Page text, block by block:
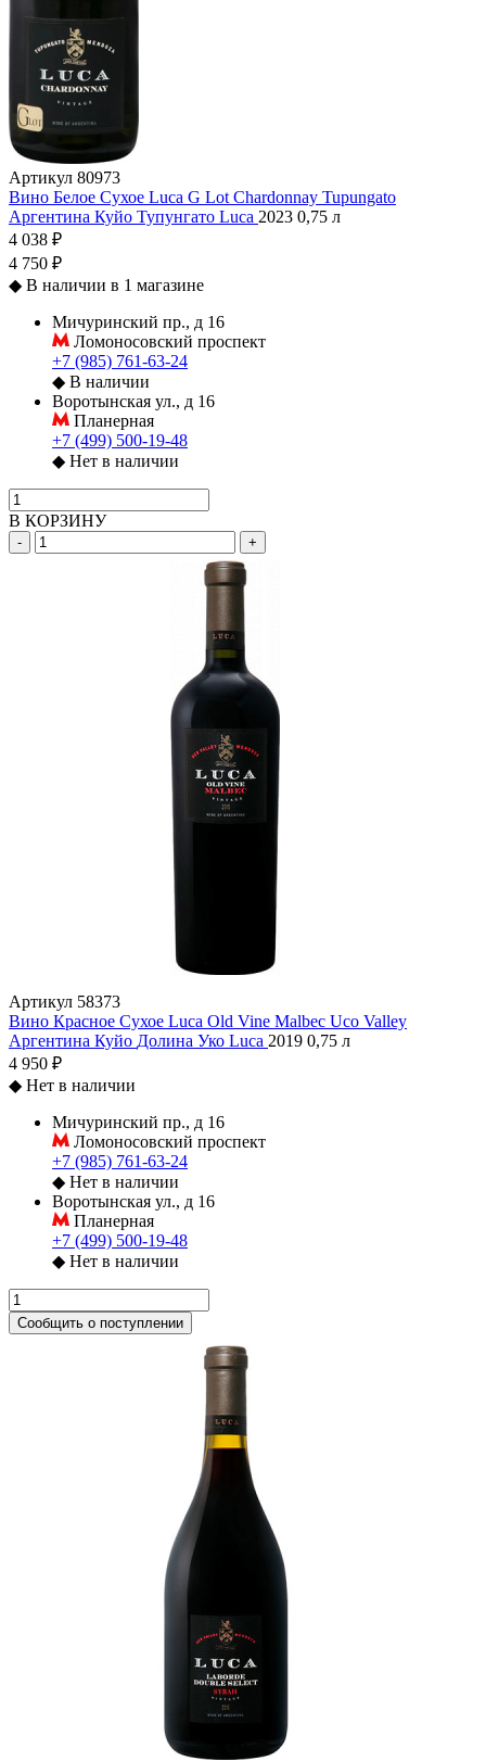
Артикул 80973
Вино Белое Сухое Luca G Lot Chardonnay Tupungato
Аргентина Куйо Тупунгато Luca 2023 0,75 л
4 038 ₽
4 750 ₽
◆ В наличии в 1 магазине
Мичуринский пр., д 16
Ломоносовский проспект
+7 (985) 761-63-24
◆ В наличии
Воротынская ул., д 16
Планерная
+7 (499) 500-19-48
◆ Нет в наличии
В КОРЗИНУ
- +
Артикул 58373
Вино Красное Сухое Luca Old Vine Malbec Uco Valley
Аргентина Куйо Долина Уко Luca 2019 0,75 л
4 950 ₽
◆ Нет в наличии
Мичуринский пр., д 16
Ломоносовский проспект
+7 (985) 761-63-24
◆ Нет в наличии
Воротынская ул., д 16
Планерная
+7 (499) 500-19-48
◆ Нет в наличии
Сообщить о поступлении